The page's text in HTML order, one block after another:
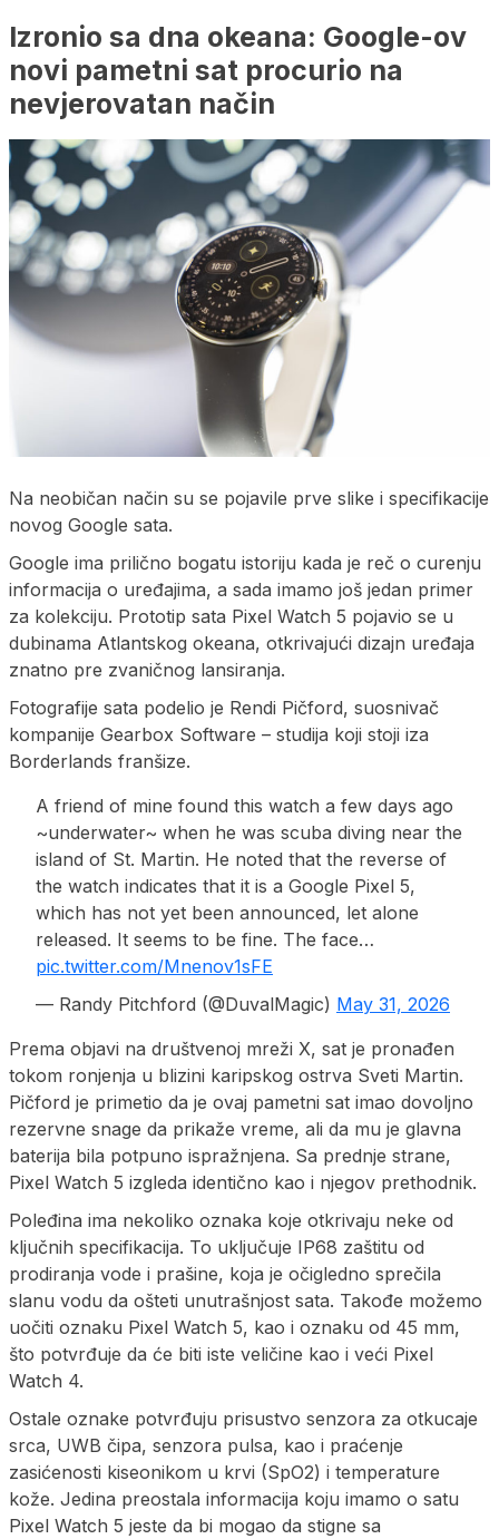
Izronio sa dna okeana: Google-ov
novi pametni sat procurio na
nevjerovatan način
Na neobičan način su se pojavile prve slike i specifikacije
novog Google sata.
Google ima prilično bogatu istoriju kada je reč o curenju
informacija o uređajima, a sada imamo još jedan primer
za kolekciju. Prototip sata Pixel Watch 5 pojavio se u
dubinama Atlantskog okeana, otkrivajući dizajn uređaja
znatno pre zvaničnog lansiranja.
Fotografije sata podelio je Rendi Pičford, suosnivač
kompanije Gearbox Software – studija koji stoji iza
Borderlands franšize.
A friend of mine found this watch a few days ago
~underwater~ when he was scuba diving near the
island of St. Martin. He noted that the reverse of
the watch indicates that it is a Google Pixel 5,
which has not yet been announced, let alone
released. It seems to be fine. The face…
pic.twitter.com/Mnenov1sFE
— Randy Pitchford (@DuvalMagic) May 31, 2026
Prema objavi na društvenoj mreži X, sat je pronađen
tokom ronjenja u blizini karipskog ostrva Sveti Martin.
Pičford je primetio da je ovaj pametni sat imao dovoljno
rezervne snage da prikaže vreme, ali da mu je glavna
baterija bila potpuno ispražnjena. Sa prednje strane,
Pixel Watch 5 izgleda identično kao i njegov prethodnik.
Poleđina ima nekoliko oznaka koje otkrivaju neke od
ključnih specifikacija. To uključuje IP68 zaštitu od
prodiranja vode i prašine, koja je očigledno sprečila
slanu vodu da ošteti unutrašnjost sata. Takođe možemo
uočiti oznaku Pixel Watch 5, kao i oznaku od 45 mm,
što potvrđuje da će biti iste veličine kao i veći Pixel
Watch 4.
Ostale oznake potvrđuju prisustvo senzora za otkucaje
srca, UWB čipa, senzora pulsa, kao i praćenje
zasićenosti kiseonikom u krvi (SpO2) i temperature
kože. Jedina preostala informacija koju imamo o satu
Pixel Watch 5 jeste da bi mogao da stigne sa